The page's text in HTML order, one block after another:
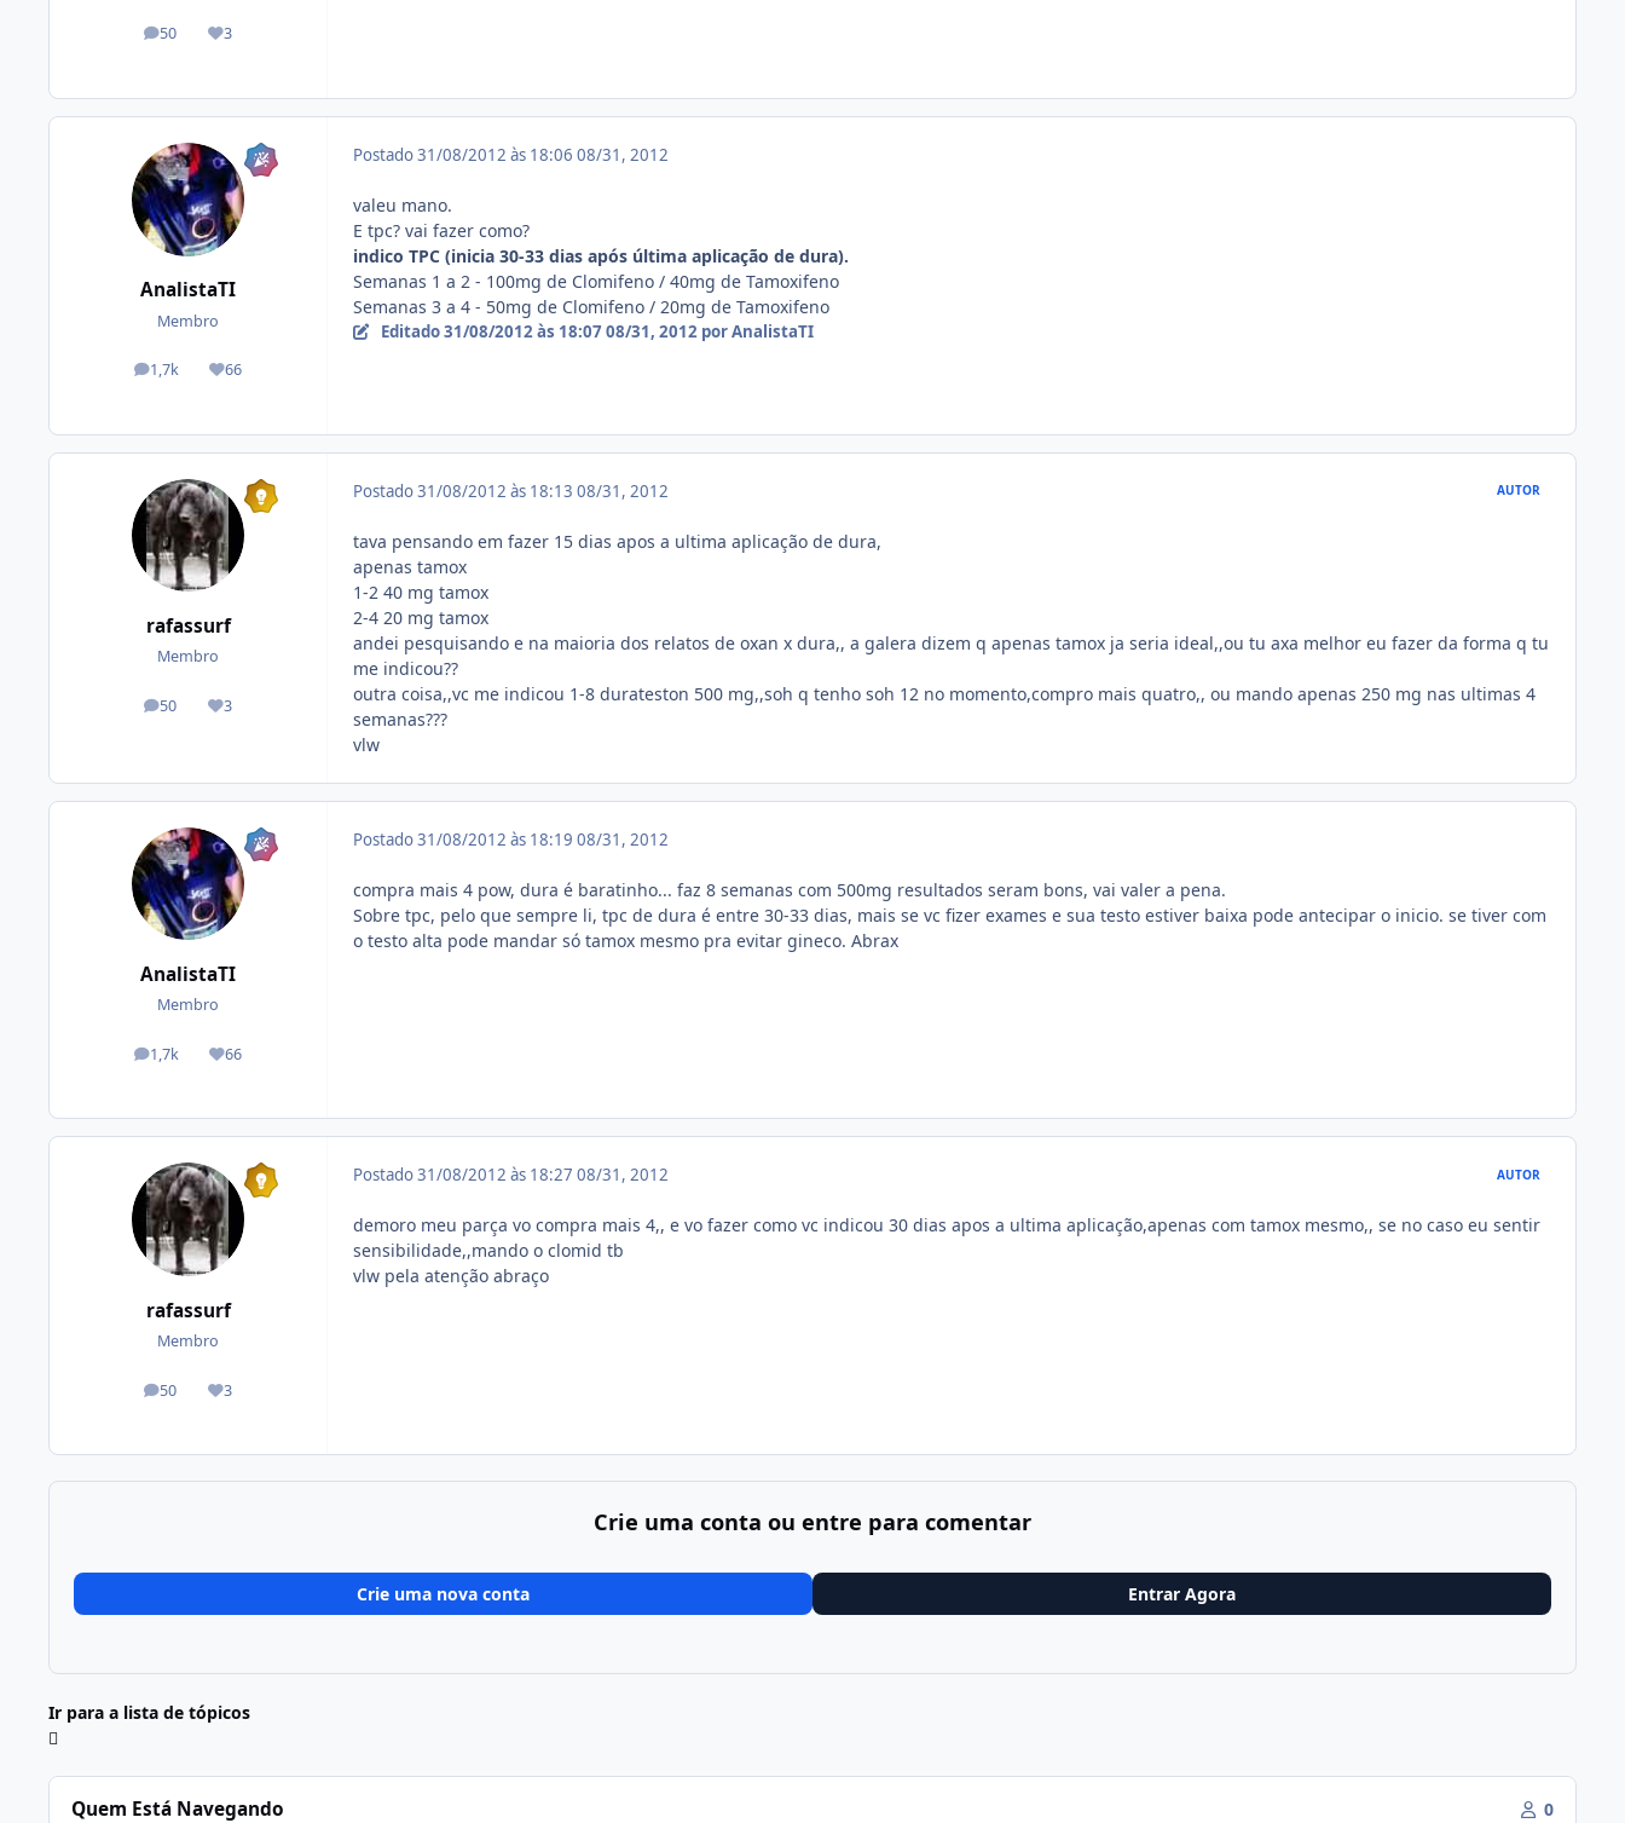
50
posts 3
Reputação
AnalistaTI
Membro
1,7k
posts 66
Reputação
Postado31/08/2012 às 18:06 08/31, 2012
valeu mano.
E tpc? vai fazer como?
indico TPC (inicia 30-33 dias após última aplicação de dura).
Semanas 1 a 2 - 100mg de Clomifeno / 40mg de Tamoxifeno
Semanas 3 a 4 - 50mg de Clomifeno / 20mg de Tamoxifeno
Editado31/08/2012 às 18:0708/31, 2012 por AnalistaTI
rafassurf
Membro
50
posts 3
Reputação
Postado31/08/2012 às 18:13 08/31, 2012 AUTOR
tava pensando em fazer 15 dias apos a ultima aplicação de dura,
apenas tamox
1-2 40 mg tamox
2-4 20 mg tamox
andei pesquisando e na maioria dos relatos de oxan x dura,, a galera dizem q apenas tamox ja seria ideal,,ou tu axa melhor eu fazer da forma q tu
me indicou??
outra coisa,,vc me indicou 1-8 durateston 500 mg,,soh q tenho soh 12 no momento,compro mais quatro,, ou mando apenas 250 mg nas ultimas 4
semanas???
vlw
AnalistaTI
Membro
1,7k
posts 66
Reputação
Postado31/08/2012 às 18:19 08/31, 2012
compra mais 4 pow, dura é baratinho... faz 8 semanas com 500mg resultados seram bons, vai valer a pena.
Sobre tpc, pelo que sempre li, tpc de dura é entre 30-33 dias, mais se vc fizer exames e sua testo estiver baixa pode antecipar o inicio. se tiver com
o testo alta pode mandar só tamox mesmo pra evitar gineco. Abrax
rafassurf
Membro
50
posts 3
Reputação
Postado31/08/2012 às 18:27 08/31, 2012 AUTOR
demoro meu parça vo compra mais 4,, e vo fazer como vc indicou 30 dias apos a ultima aplicação,apenas com tamox mesmo,, se no caso eu sentir
sensibilidade,,mando o clomid tb
vlw pela atenção abraço
Crie uma conta ou entre para comentar
Crie uma nova conta Entrar Agora
Ir para a lista de tópicos
Quem Está Navegando 0